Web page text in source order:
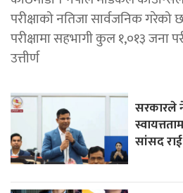
परीक्षाको नतिजा सार्वजनिक
परीक्षामा सहभागी कुल १,०१३ जना
उत्तीर्ण
सरकारले
सांसद राई